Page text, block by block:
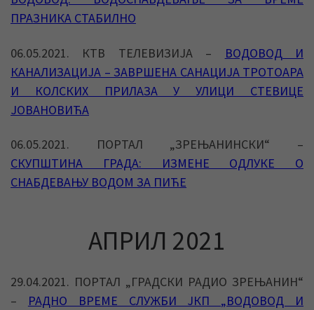
ПРАЗНИКА СТАБИЛНО
06.05.2021. КТВ ТЕЛЕВИЗИЈА –
ВОДОВОД И
КАНАЛИЗАЦИЈА – ЗАВРШЕНА САНАЦИЈА ТРОТОАРА
И КОЛСКИХ ПРИЛАЗА У УЛИЦИ СТЕВИЦЕ
ЈОВАНОВИЋА
06.05.2021. ПОРТАЛ „ЗРЕЊАНИНСКИ“ –
СКУПШТИНА ГРАДА: ИЗМЕНЕ ОДЛУКЕ О
СНАБДЕВАЊУ ВОДОМ ЗА ПИЋЕ
АПРИЛ 2021
29.04.2021. ПОРТАЛ „ГРАДСКИ РАДИО ЗРЕЊАНИН“
– РАДНО ВРЕМЕ СЛУЖБИ ЈКП „ВОДОВОД И